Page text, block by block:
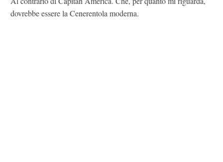
dovrebbe essere la Cenerentola moderna.